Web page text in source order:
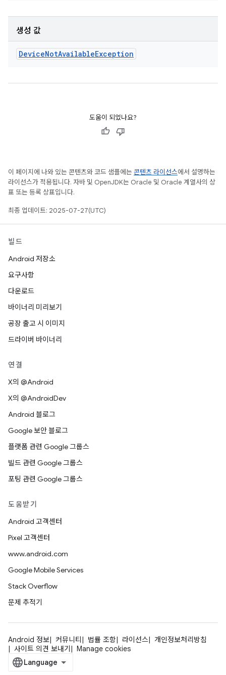
생성 값
DeviceNotAvailableException
도움이 되었나요?
이 페이지에 나와 있는 콘텐츠와 코드 샘플에는 콘텐츠 라이선스에서 설명하는
라이선스가 적용됩니다. 자바 및 OpenJDK는 Oracle 및 Oracle 계열사의 상
표 또는 등록 상표입니다.
최종 업데이트: 2025-07-27(UTC)
빌드
Android 저장소
요구사항
다운로드
바이너리 미리보기
공장 출고 시 이미지
드라이버 바이너리
연결
X의 @Android
X의 @AndroidDev
Android 블로그
Google 보안 블로그
플랫폼 관련 Google 그룹스
빌드 관련 Google 그룹스
포팅 관련 Google 그룹스
도움받기
Android 고객센터
Pixel 고객센터
www.android.com
Google Mobile Services
Stack Overflow
문제 추적기
Android 정보 커뮤니티 법률 조항 라이선스
개인정보처리방침
사이트 의견 보내기
Manage cookies